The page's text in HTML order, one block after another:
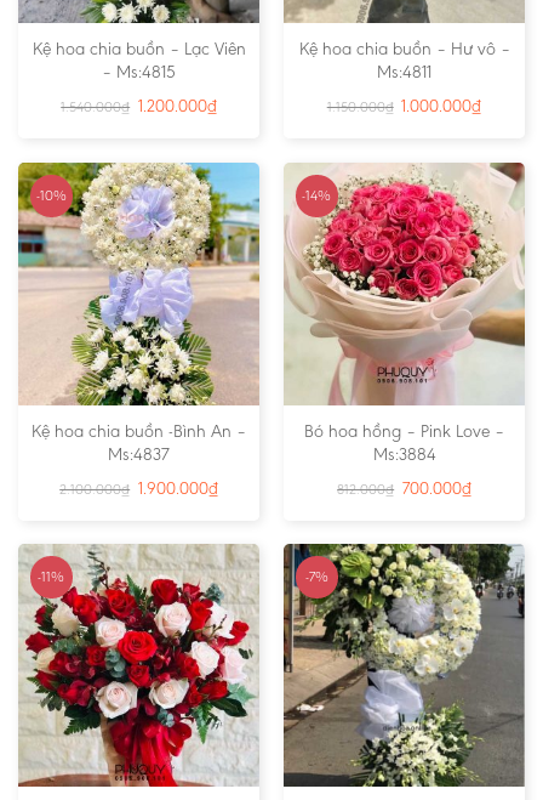
Kệ hoa chia buồn – Lạc Viên
– Ms:4815
1.540.000₫ 1.200.000₫
Kệ hoa chia buồn – Hư vô –
Ms:4811
1.150.000₫ 1.000.000₫
-10%
Kệ hoa chia buồn -Bình An –
Ms:4837
2.100.000₫ 1.900.000₫
-14%
Bó hoa hồng – Pink Love –
Ms:3884
812.000₫ 700.000₫
-11% -7%